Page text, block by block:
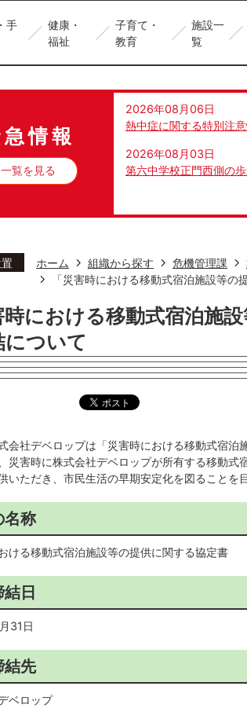
手
健康・
福祉
子育て・
教育
施設一
覧
情報
一覧を見る
2026年08月06日
熱中症に関する特別注
2026年08月03日
第六中学校正門西側の
ホーム 組織から探す 危機管理課
「災害時における移動式宿泊施設等
時における移動式宿泊施
について
会社デベロップは「災害時における移動式宿泊
災害時に株式会社デベロップが所有する移動
いただき、市民生活の早期安定化を図ることを
名称
ける移動式宿泊施設等の提供に関する協定書
日
31日
結先
ベロップ